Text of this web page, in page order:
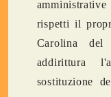
rispetti il
Carolina
addirittura
sostituzione